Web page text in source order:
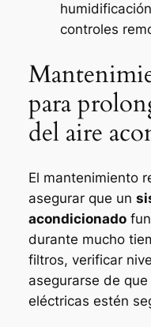
controles
para
del aire
El mantenimiento
asegurar que un
acondicionado
durante mucho
filtros, verificar
asegurarse de
eléctricas estén